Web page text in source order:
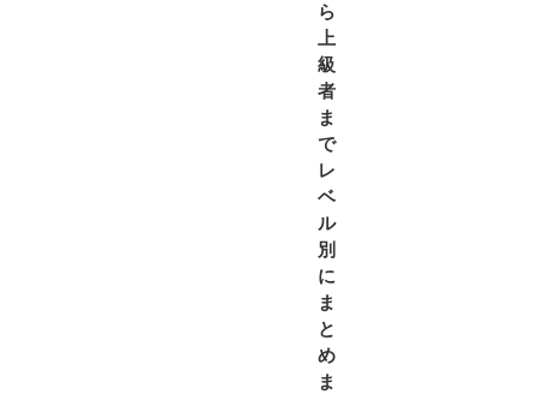
ら
上
級
者
ま
で
レ
ベ
ル
別
に
ま
と
め
ま